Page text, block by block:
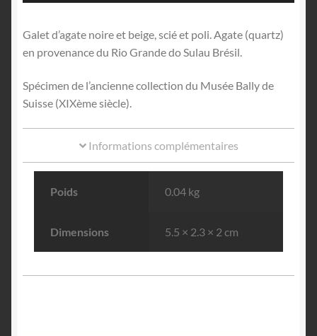
Galet d’agate noire et beige, scié et poli. Agate (quartz)
en provenance du Rio Grande do Sulau Brésil.
Spécimen de l’ancienne collection du Musée Bally de
Suisse (XIXème siècle).
Informations complémentaires
Poids 0.04 kg
Dimensions 5.5 × 2.3 × 2 cm